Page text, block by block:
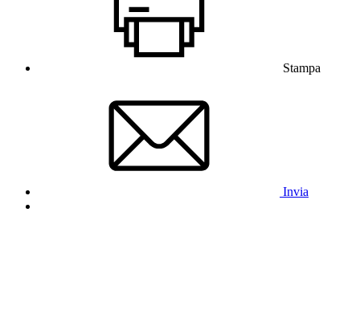
Stampa
Invia